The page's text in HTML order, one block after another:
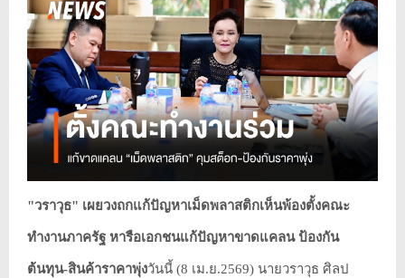
"วราวุธ" เผยวงถกแก้ปัญหาเม็ดพลาสติกเห็นพ้องตั้งคณะ
ทำงานภาครัฐ หารือเอกชนแก้ปัญหาขาดแคลน ป้องกัน
ต้นทุน-สินค้าราคาพุ่งวันนี้ (8 เม.ย.2569) นายวราวุธ ศิลป